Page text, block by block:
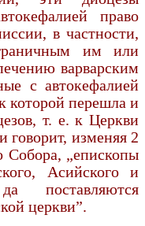
право
в частности,
им или
варварским
с автокефалией
которой перешла и
т. е. к Церкви
говорит, изменяя 2
Собора, „епископы
Асийского и
поставляются
церкви”.